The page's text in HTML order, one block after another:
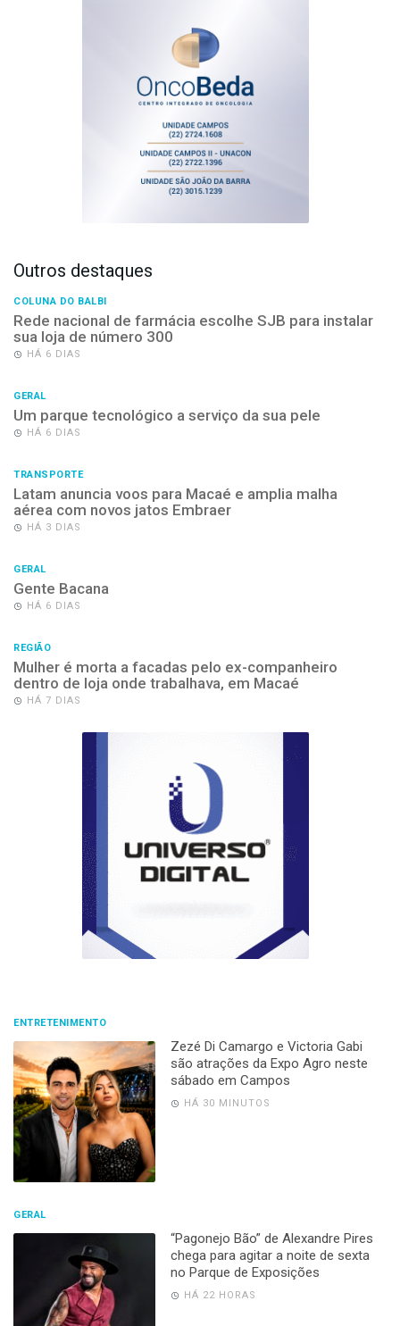
Outros destaques
COLUNA DO BALBI
Rede nacional de farmácia escolhe SJB para instalar
sua loja de número 300
HÁ 6 DIAS
GERAL
Um parque tecnológico a serviço da sua pele
HÁ 6 DIAS
TRANSPORTE
Latam anuncia voos para Macaé e amplia malha
aérea com novos jatos Embraer
HÁ 3 DIAS
GERAL
Gente Bacana
HÁ 6 DIAS
REGIÃO
Mulher é morta a facadas pelo ex-companheiro
dentro de loja onde trabalhava, em Macaé
HÁ 7 DIAS
ENTRETENIMENTO
Zezé Di Camargo e Victoria Gabi
são atrações da Expo Agro neste
sábado em Campos
HÁ 30 MINUTOS
GERAL
“Pagonejo Bão” de Alexandre Pires
chega para agitar a noite de sexta
no Parque de Exposições
HÁ 22 HORAS